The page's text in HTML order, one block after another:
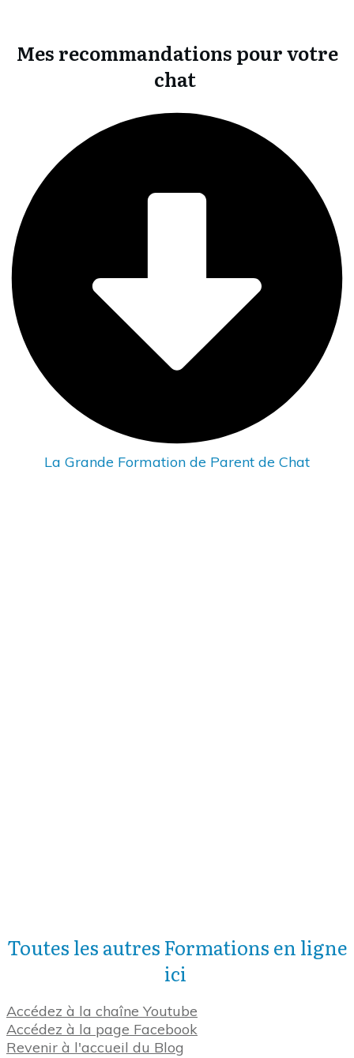
Mes recommandations pour votre
chat
La Grande Formation de Parent de Chat
Toutes les autres Formations en ligne
ici
Accédez à la chaîne Youtube
Accédez à la page Facebook
Revenir à l'accueil du Blog